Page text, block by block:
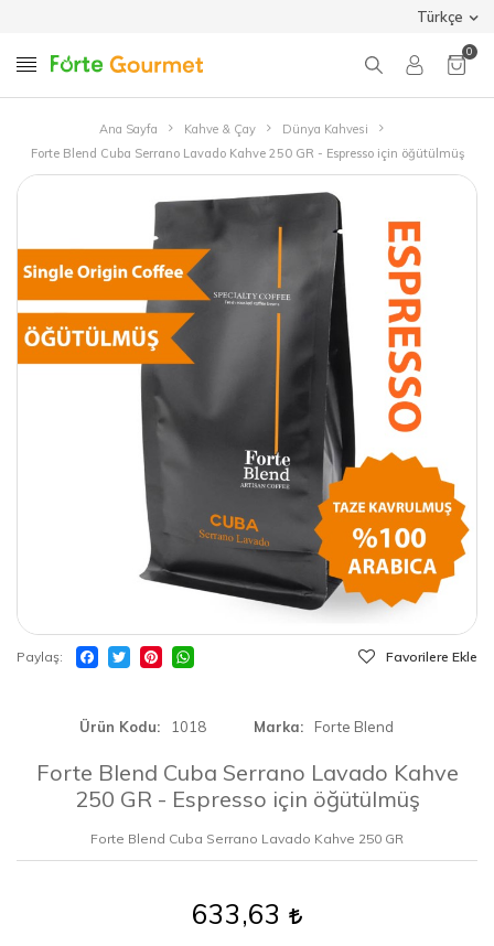
Türkçe
0
Ana Sayfa Kahve & Çay
Dünya Kahvesi
Forte Blend Cuba Serrano Lavado Kahve 250 GR - Espresso için öğütülmüş
Paylaş Favorilere Ekle
Ürün Kodu 1018 Marka Forte Blend
Forte Blend Cuba Serrano Lavado Kahve
250 GR - Espresso için öğütülmüş
Forte Blend Cuba Serrano Lavado Kahve 250 GR
633,63